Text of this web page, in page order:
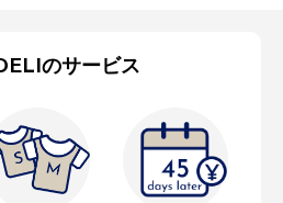
のサービス